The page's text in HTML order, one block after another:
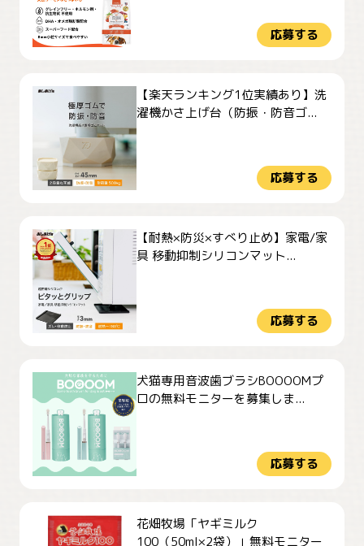
応募する
【楽天ランキング1位実績あり】洗
濯機かさ上げ台（防振・防音ゴ...
応募する
【耐熱×防災×すべり止め】家電/家
具 移動抑制シリコンマット...
応募する
犬猫専用音波歯ブラシBOOOOMプ
ロの無料モニターを募集しま...
応募する
花畑牧場「ヤギミルク
100（50ml×2袋）」無料モニター